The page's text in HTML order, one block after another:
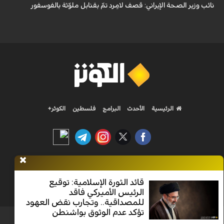
نائب وزير الصحة الإيراني: قصف لامِرد تمّ بقنابل ملوّثة بالفوسفور
قائد الثورة الإسلامية: توقيع
الرئيس الأميركي فاقد
للمصداقية.. وتجارب نقض العهود
تؤكد عدم الوثوق بواشنطن
الرئيسية الأحدث البرامج فلسطين الكوثر+
Nilesat 11900 V | Badr 8 11747 V | Badr5 12284 V
جميع الحقوق محفوظة